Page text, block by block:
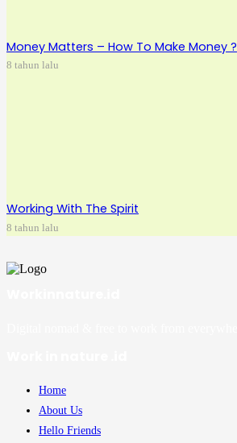
Money Matters – How To Make Money ?
8 tahun lalu
Working With The Spirit
8 tahun lalu
Home
About Us
Hello Friends